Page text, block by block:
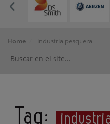
Home industria pesquera
Tag: